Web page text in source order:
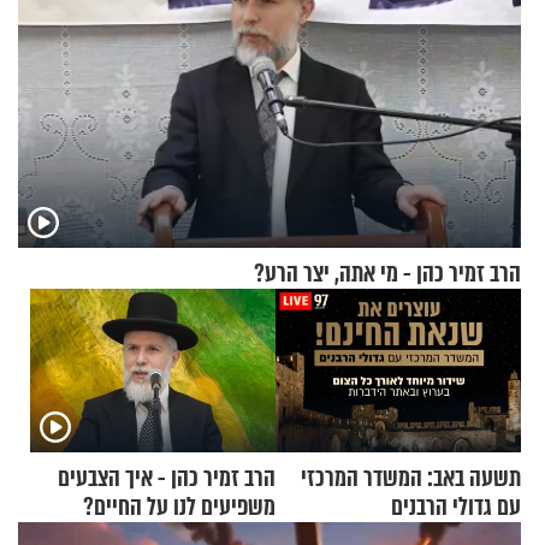
הרב זמיר כהן - מי אתה, יצר הרע?
תשעה באב: המשדר המרכזי
עם גדולי הרבנים
הרב זמיר כהן - איך הצבעים
משפיעים לנו על החיים?